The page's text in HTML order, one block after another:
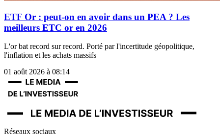
ETF Or : peut-on en avoir dans un PEA ? Les
meilleurs ETC or en 2026
L'or bat record sur record. Porté par l'incertitude géopolitique,
l'inflation et les achats massifs
01 août 2026 à 08:14
Réseaux sociaux